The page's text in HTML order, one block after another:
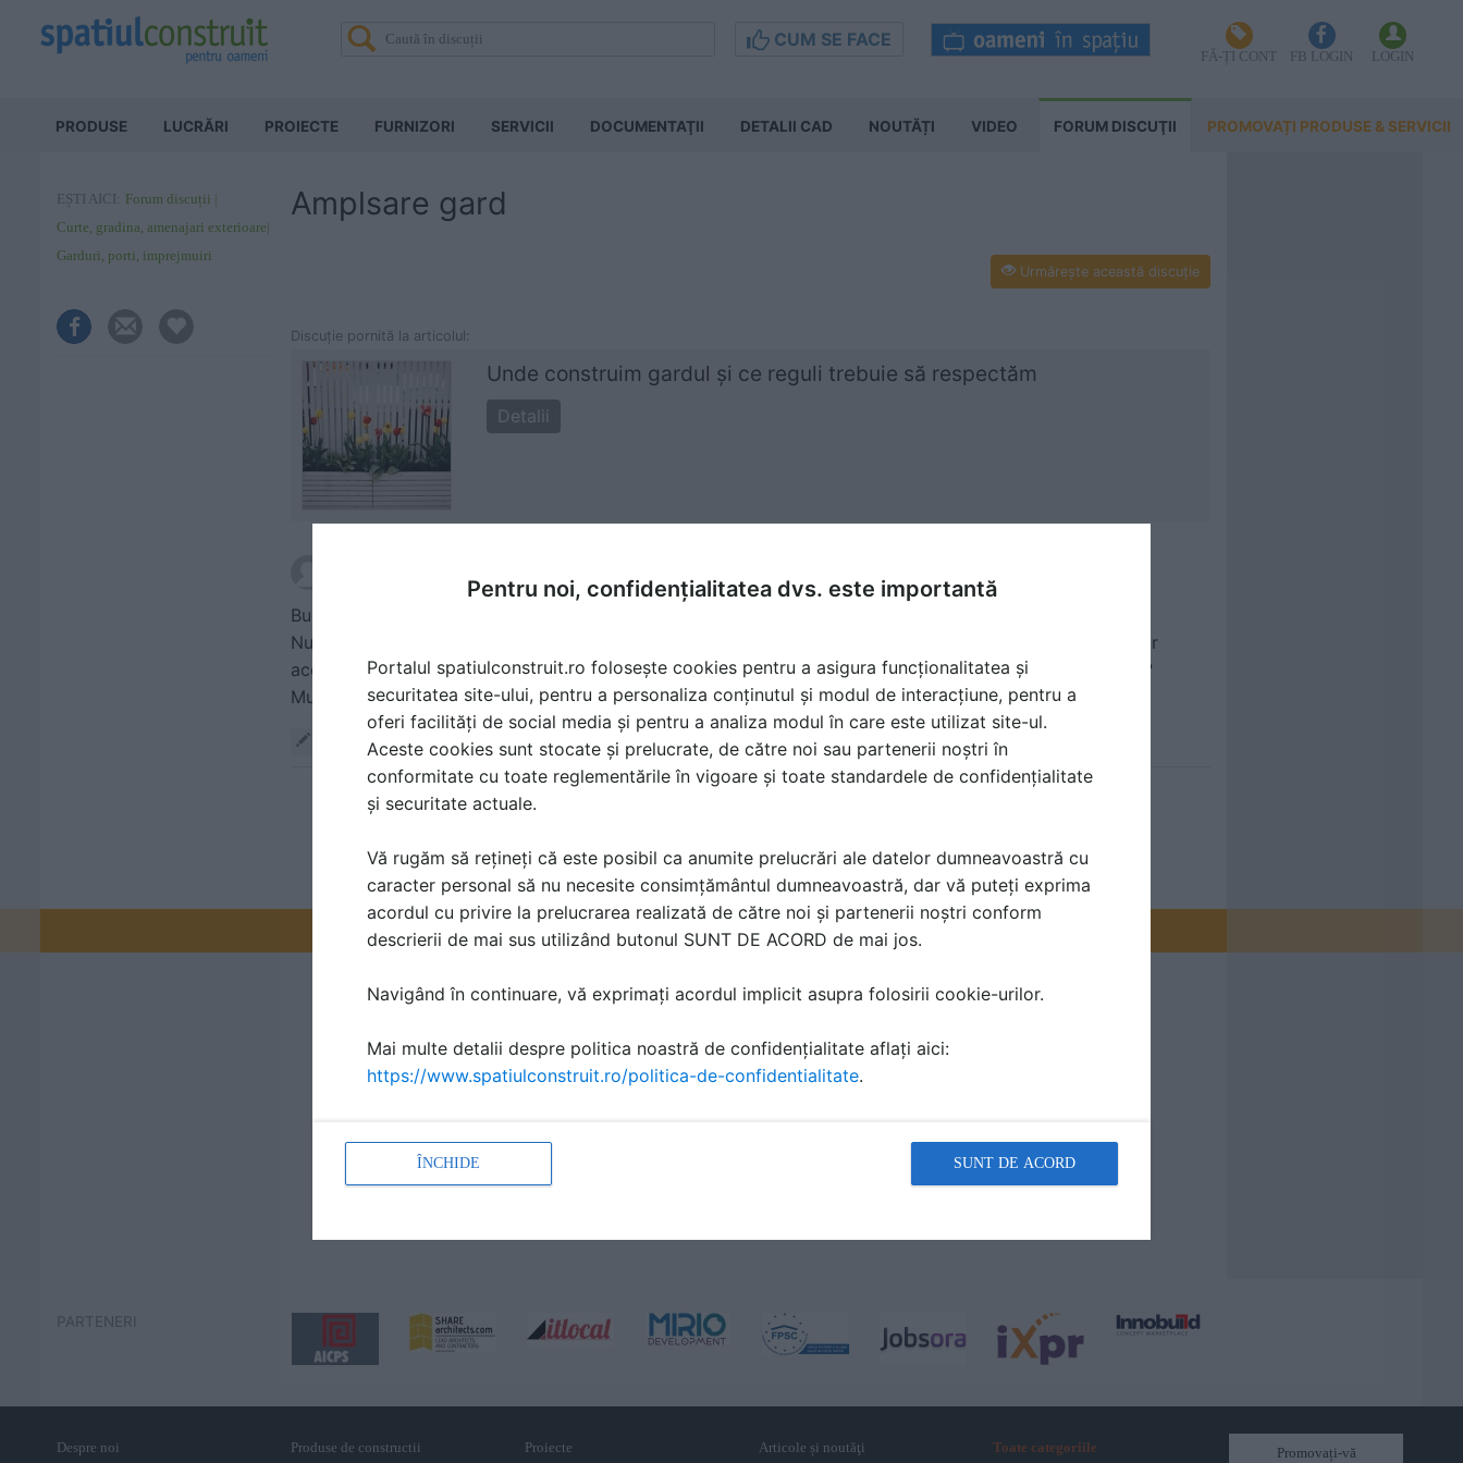
CUM SE FACE
FĂ-ȚI CONT FB LOGIN LOGIN
PRODUSE LUCRĂRI PROIECTE FURNIZORI SERVICII DOCUMENTAŢII DETALII CAD NOUTĂȚI VIDEO FORUM DISCUŢII PROMOVAȚI PRODUSE & SERVICII
EȘTI AICI:
Forum discuții
Curte, gradina, amenajari exterioare
Garduri, porti, imprejmuiri
Amplsare gard
Urmăreşte această discuţie
Discuţie pornită la articolul:
Unde construim gardul și ce reguli trebuie să respectăm
Detalii
Buna ziua,
Nu reusesc sa gasesc niciun articol de lege care prevede ca la constuirea gardului de un singur propietar
acesta sa fie amplasat pe terenul său, fara a depasii limita de hotar. Ma puteti ajuta cu legea si articolul?
Multumesc.
Răspunde
Promovați-vă produsele și serviciile pe SpatiulConstruit.ro!
PARTENERI
Despre noi Produse de constructii Proiecte Articole și noutăţi Toate categoriile
Promovați-vă
Pentru noi, confidențialitatea dvs. este importantă
Portalul spatiulconstruit.ro folosește cookies pentru a asigura funcționalitatea și
securitatea site-ului, pentru a personaliza conținutul și modul de interacțiune, pentru a
oferi facilități de social media și pentru a analiza modul în care este utilizat site-ul.
Aceste cookies sunt stocate și prelucrate, de către noi sau partenerii noștri în
conformitate cu toate reglementările în vigoare și toate standardele de confidențialitate
și securitate actuale.
Vă rugăm să rețineți că este posibil ca anumite prelucrări ale datelor dumneavoastră cu
caracter personal să nu necesite consimțământul dumneavoastră, dar vă puteți exprima
acordul cu privire la prelucrarea realizată de către noi și partenerii noștri conform
descrierii de mai sus utilizând butonul SUNT DE ACORD de mai jos.
Navigând în continuare, vă exprimați acordul implicit asupra folosirii cookie-urilor.
Mai multe detalii despre politica noastră de confidențialitate aflați aici:
https://www.spatiulconstruit.ro/politica-de-confidentialitate.
ÎNCHIDE SUNT DE ACORD